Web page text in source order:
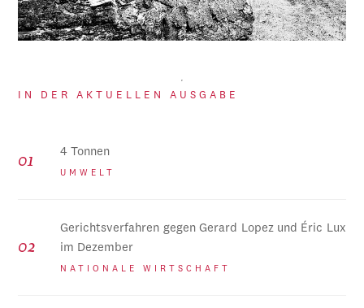
IN DER AKTUELLEN AUSGABE
4 Tonnen
UMWELT
Gerichtsverfahren gegen Gerard Lopez und Éric Lux
im Dezember
NATIONALE WIRTSCHAFT